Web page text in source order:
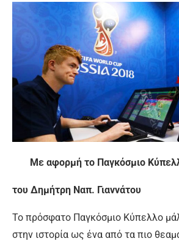
Με αφορμή το Παγκόσμιο
του Δημήτρη Ναπ. Γιαννάτου
Το πρόσφατο Παγκόσμιο Κύπελλο
στην ιστορία ως ένα από τα πιο